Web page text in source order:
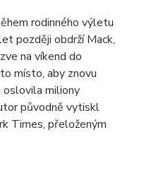
rodinného výletu
později obdrží Mack,
na víkend do
místo, aby znovu
oslovila miliony
původně vytiskl
Times, přeloženým